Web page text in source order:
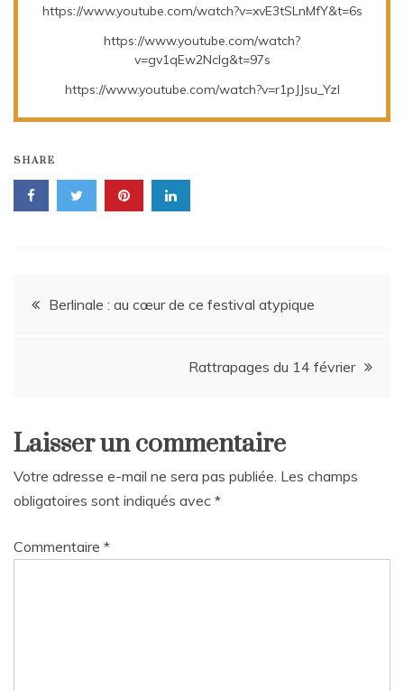
https://www.youtube.com/watch?v=xvE3tSLnMfY&t=6s
https://www.youtube.com/watch?
v=gv1qEw2NcIg&t=97s
https://www.youtube.com/watch?v=r1pJJsu_YzI
SHARE
Navigation
Berlinale : au cœur de ce festival atypique
Rattrapages du 14 février
Laisser un commentaire
Votre adresse e-mail ne sera pas publiée. Les champs
obligatoires sont indiqués avec *
Commentaire *